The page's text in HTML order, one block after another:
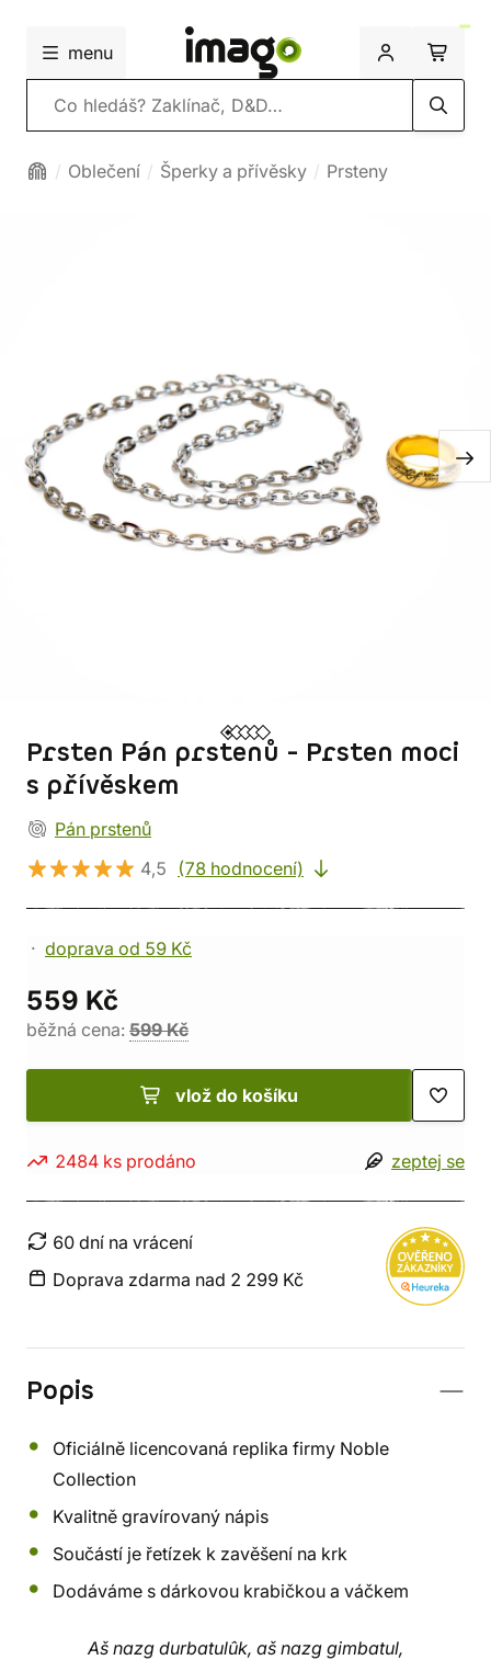
menu
Vyhledávání
Oblečení Šperky a přívěsky Prsteny
Prsten Pán prstenů - Prsten moci
s přívěskem
Pán prstenů
4,5
(78 hodnocení)
doprava od 59 Kč
559 Kč
běžná cena: 599 Kč
vlož do košíku
2484 ks prodáno zeptej se
60 dní na vrácení
Doprava zdarma nad 2 299 Kč
Popis
Oficiálně licencovaná replika firmy Noble
Collection
Kvalitně gravírovaný nápis
Součástí je řetízek k zavěšení na krk
Dodáváme s dárkovou krabičkou a váčkem
Aš nazg durbatulûk, aš nazg gimbatul,